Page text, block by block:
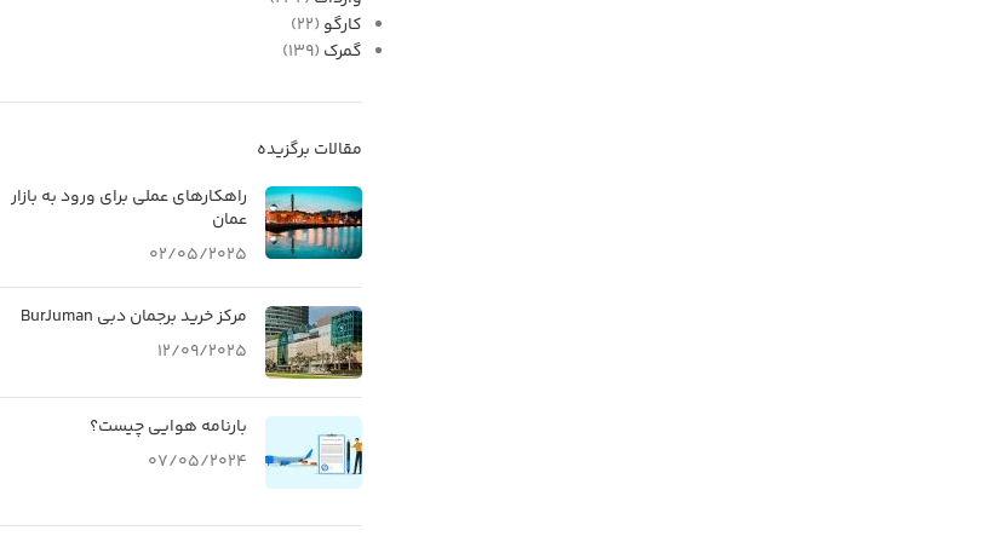
کارگو (22)
گمرک (139)
مقالات برگزیده
راهکارهای عملی برای ورود به بازار
عمان
02/05/2025
مرکز خرید برجمان دبی BurJuman
12/09/2025
بارنامه هوایی چیست؟
07/05/2024